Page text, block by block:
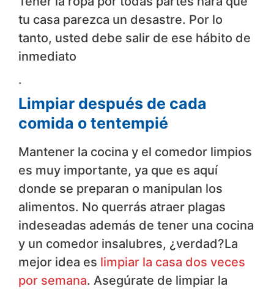
tu casa parezca un desastre. Por lo
tanto, usted debe salir de ese hábito de
inmediato
.
Limpiar después de cada
comida o tentempié
Mantener la cocina y el comedor limpios
es muy importante, ya que es aquí
donde se preparan o manipulan los
alimentos. No querrás atraer plagas
indeseadas además de tener una cocina
y un comedor insalubres, ¿verdad?La
mejor idea es limpiar la casa dos veces
por semana. Asegúrate de limpiar la